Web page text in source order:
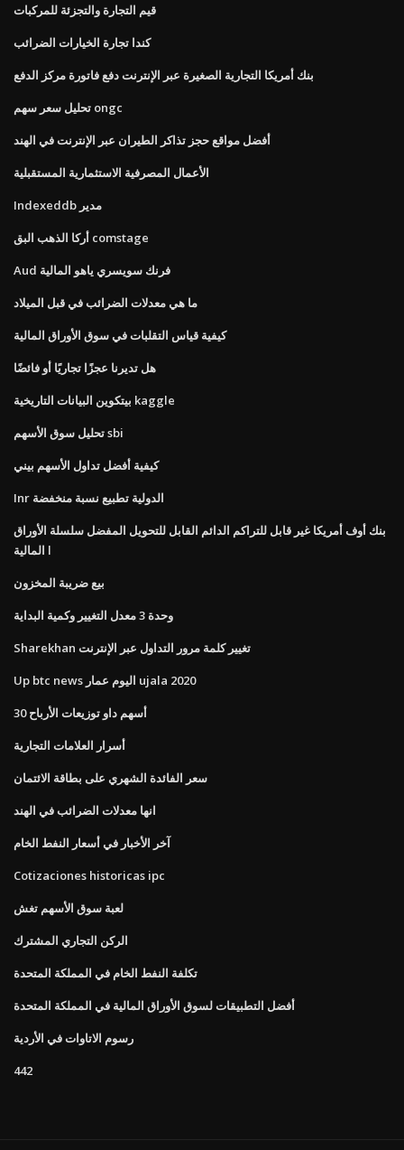
قيم التجارة والتجزئة للمركبات
كندا تجارة الخيارات الضرائب
بنك أمريكا التجارية الصغيرة عبر الإنترنت دفع فاتورة مركز الدفع
تحليل سعر سهم ongc
أفضل مواقع حجز تذاكر الطيران عبر الإنترنت في الهند
الأعمال المصرفية الاستثمارية المستقبلية
Indexeddb مدير
أركا الذهب البق comstage
Aud فرنك سويسري ياهو المالية
ما هي معدلات الضرائب في قبل الميلاد
كيفية قياس التقلبات في سوق الأوراق المالية
هل تديرنا عجزًا تجاريًا أو فائضًا
بيتكوين البيانات التاريخية kaggle
تحليل سوق الأسهم sbi
كيفية أفضل تداول الأسهم بيني
Inr الدولية تطبيع نسبة منخفضة
بنك أوف أمريكا غير قابل للتراكم الدائم القابل للتحويل المفضل سلسلة الأوراق
المالية l
بيع ضريبة المخزون
وحدة 3 معدل التغيير وكمية البداية
Sharekhan تغيير كلمة مرور التداول عبر الإنترنت
Up btc news اليوم عمار ujala 2020
30 أسهم داو توزيعات الأرباح
أسرار العلامات التجارية
سعر الفائدة الشهري على بطاقة الائتمان
انها معدلات الضرائب في الهند
آخر الأخبار في أسعار النفط الخام
Cotizaciones historicas ipc
لعبة سوق الأسهم تغش
الركن التجاري المشترك
تكلفة النفط الخام في المملكة المتحدة
أفضل التطبيقات لسوق الأوراق المالية في المملكة المتحدة
رسوم الاتاوات في الأردية
442